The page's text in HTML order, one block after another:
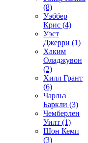
(8)
Уэббер
Крис (4)
Уэст
Джерри (1)
Хаким
Оладжувон
(2)
Хилл Грант
(6)
Чарльз
Баркли (3)
Чемберлен
Уилт (1)
Шон Кемп
(3)